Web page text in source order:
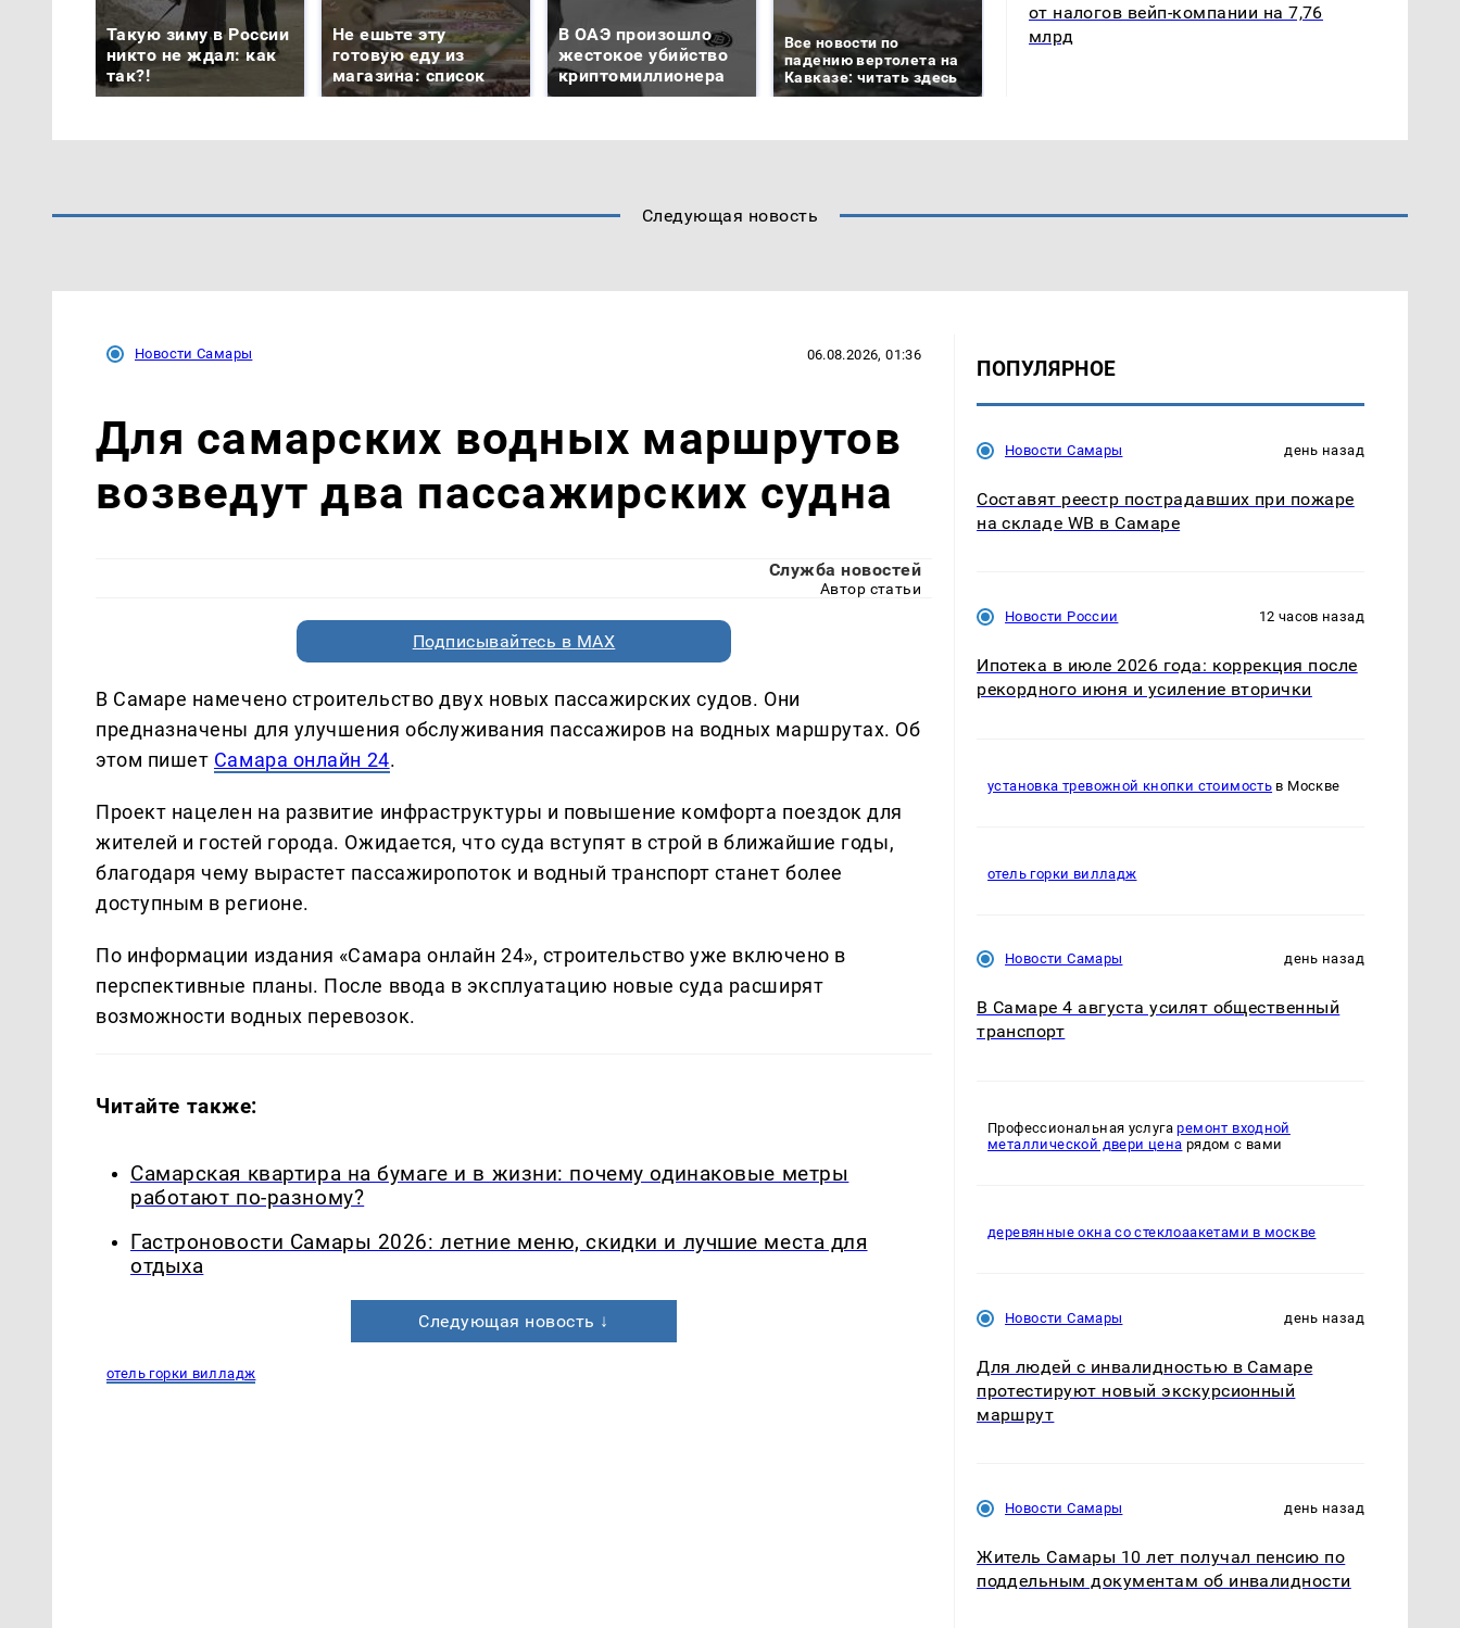
Такую зиму в России
никто не ждал: как
так?!
Не ешьте эту
готовую еду из
магазина: список
В ОАЭ произошло
жестокое убийство
криптомиллионера
Все новости по
падению вертолета на
Кавказе: читать здесь
Таких событий не
от налогов вейп-компании на 7,76
млрд
Следующая новость
Новости Самары 06.08.2026, 01:36
Для самарских водных маршрутов
возведут два пассажирских судна
Служба новостей
Автор статьи
Подписывайтесь в MAX
В Самаре намечено строительство двух новых пассажирских судов. Они
предназначены для улучшения обслуживания пассажиров на водных маршрутах. Об
этом пишет Самара онлайн 24.
Проект нацелен на развитие инфраструктуры и повышение комфорта поездок для
жителей и гостей города. Ожидается, что суда вступят в строй в ближайшие годы,
благодаря чему вырастет пассажиропоток и водный транспорт станет более
доступным в регионе.
По информации издания «Самара онлайн 24», строительство уже включено в
перспективные планы. После ввода в эксплуатацию новые суда расширят
возможности водных перевозок.
Читайте также:
Самарская квартира на бумаге и в жизни: почему одинаковые метры
работают по-разному?
Гастроновости Самары 2026: летние меню, скидки и лучшие места для
отдыха
Следующая новость ↓
отель горки вилладж
ПОПУЛЯРНОЕ
Новости Самары день назад
Составят реестр пострадавших при пожаре
на складе WB в Самаре
Новости России 12 часов назад
Ипотека в июле 2026 года: коррекция после
рекордного июня и усиление вторички
установка тревожной кнопки стоимость в Москве
отель горки вилладж
Новости Самары день назад
В Самаре 4 августа усилят общественный
транспорт
Профессиональная услугаремонт входной
металлической двери цена рядом с вами
деревянные окна со стеклоаакетами в москве
Новости Самары день назад
Для людей с инвалидностью в Самаре
протестируют новый экскурсионный
маршрут
Новости Самары день назад
Житель Самары 10 лет получал пенсию по
поддельным документам об инвалидности